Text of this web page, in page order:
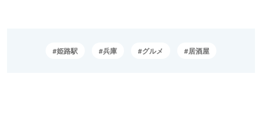
姫路駅 兵庫 グルメ 居酒屋